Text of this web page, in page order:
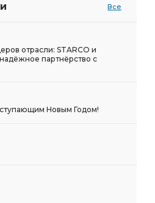
Все
отрасли: STARCO и
партнёрство с
Новым Годом!